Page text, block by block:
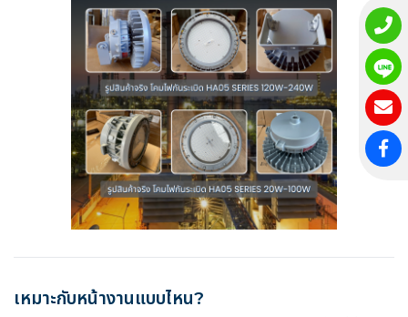
เหมาะกับหน้างานแบบไหน?